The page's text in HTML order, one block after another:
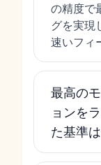
の精度で
グを実現
速いフィ
最高の
ョンを
た基準